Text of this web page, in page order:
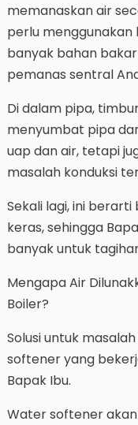
memanaskan air
perlu menggunakan
banyak bahan
pemanas sentral
Di dalam pipa,
menyumbat pipa
uap dan air, tetapi
masalah konduksi
Sekali lagi, ini
keras, sehingga
banyak untuk
Mengapa Air
Boiler?
Solusi untuk
softener yang
Bapak Ibu.
Water softener